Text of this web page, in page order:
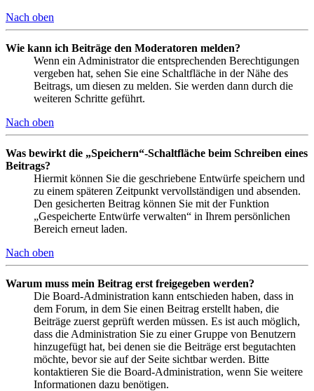
Nach oben
Wie kann ich Beiträge den Moderatoren melden?
Wenn ein Administrator die entsprechenden Berechtigungen
vergeben hat, sehen Sie eine Schaltfläche in der Nähe des
Beitrags, um diesen zu melden. Sie werden dann durch die
weiteren Schritte geführt.
Nach oben
Was bewirkt die „Speichern“-Schaltfläche beim Schreiben eines
Beitrags?
Hiermit können Sie die geschriebene Entwürfe speichern und
zu einem späteren Zeitpunkt vervollständigen und absenden.
Den gesicherten Beitrag können Sie mit der Funktion
„Gespeicherte Entwürfe verwalten“ in Ihrem persönlichen
Bereich erneut laden.
Nach oben
Warum muss mein Beitrag erst freigegeben werden?
Die Board-Administration kann entschieden haben, dass in
dem Forum, in dem Sie einen Beitrag erstellt haben, die
Beiträge zuerst geprüft werden müssen. Es ist auch möglich,
dass die Administration Sie zu einer Gruppe von Benutzern
hinzugefügt hat, bei denen sie die Beiträge erst begutachten
möchte, bevor sie auf der Seite sichtbar werden. Bitte
kontaktieren Sie die Board-Administration, wenn Sie weitere
Informationen dazu benötigen.